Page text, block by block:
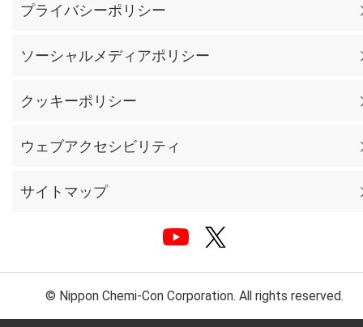
プライバシーポリシー
ソーシャルメディアポリシー
クッキーポリシー
ウェブアクセシビリティ
サイトマップ
© Nippon Chemi-Con Corporation. All rights reserved.